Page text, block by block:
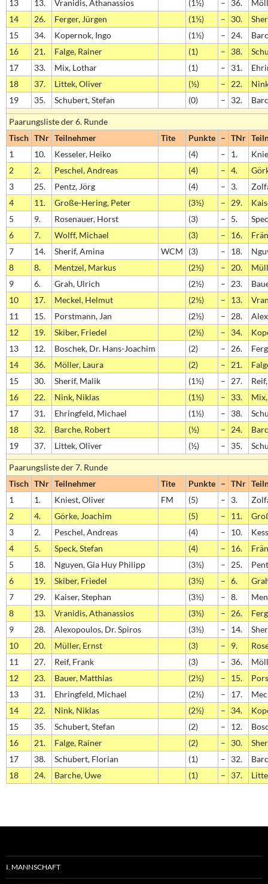
13 13. Vranidis, Athanassios (1½) – 36.
14
26. Ferger, Jürgen (1½) – 30.
15
34. Kopernok, Ingo (1½) – 24.
16
21. Falge, Rainer (1) – 38.
17
33. Mix, Lothar (1) – 31.
18
37. Littek, Oliver (½) – 22.
19
35. Schubert, Stefan (0) – 32.
Paarungsliste der 6. Runde
Tisch TNr Teilnehmer Tite Punkte – TNr
1
10. Kesseler, Heiko (4) – 1.
2
2. Peschel, Andreas (4) – 4.
3
25. Pentz, Jörg (4) – 3.
4
11. Große-Hering, Peter (3½) – 29.
5
9. Rosenauer, Horst (3) – 5.
6
7. Wolff, Michael (3) – 16.
7
14. Sherif, Amina WCM (3) – 18.
8
8. Mentzel, Markus (2½) – 20.
9
6. Grah, Ulrich (2½) – 23.
10
17. Meckel, Helmut (2½) – 13.
11
15. Porstmann, Jan (2½) – 28.
12
19. Skiber, Friedel (2½) – 34.
13
12. Boschek, Dr. Hans-Joachim (2) – 26.
14
36. Möller, Laura (2) – 21.
15
30. Sherif, Malik (1½) – 27.
16
22. Nink, Niklas (1½) – 33.
17
31. Ehringfeld, Michael (1½) – 38.
18
32. Barche, Robert (½) – 24.
19
37. Littek, Oliver (½) – 35.
Paarungsliste der 7. Runde
Tisch TNr Teilnehmer Tite Punkte – TNr
1
1. Kniest, Oliver FM (5) – 3.
2
4. Görke, Joachim (5) – 11.
3
2. Peschel, Andreas (4) – 10.
4
5. Speck, Stefan (4) – 16.
5
18. Nguyen, Gia Huy Philipp (3½) – 25.
6
19. Skiber, Friedel (3½) – 6.
7
29. Kaiser, Stephan (3½) – 8.
8
13. Vranidis, Athanassios (3½) – 26.
9
28. Alexopoulos, Dr. Spiros (3½) – 14.
10
20. Müller, Ernst (3) – 9.
11
27. Reif, Frank (3) – 36.
12
23. Bauer, Matthias (2½) – 15.
13
31. Ehringfeld, Michael (2½) – 17.
14
22. Nink, Niklas (2½) – 34.
15
35. Schubert, Stefan (2) – 12.
16
21. Falge, Rainer (2) – 30.
17
38. Schubert, Florian (1) – 32.
18
24. Barche, Uwe (1) – 37.
I. MANNSCHAFT